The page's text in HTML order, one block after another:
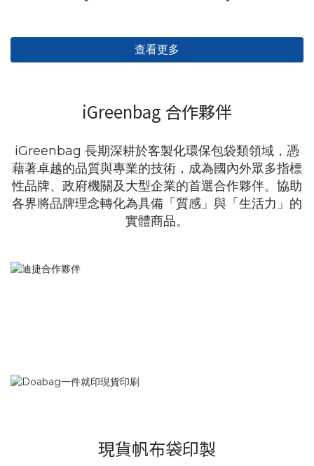
查看更多
iGreenbag 合作夥伴
iGreenbag 長期深耕於客製化環保包袋類領域，憑
藉著卓越的品質與專業的技術，成為國內外眾多指標
性品牌、政府機關及大型企業的首選合作夥伴。協助
各界將品牌理念轉化為具備「質感」與「生活力」的
實體商品。
現貨帆布袋印製